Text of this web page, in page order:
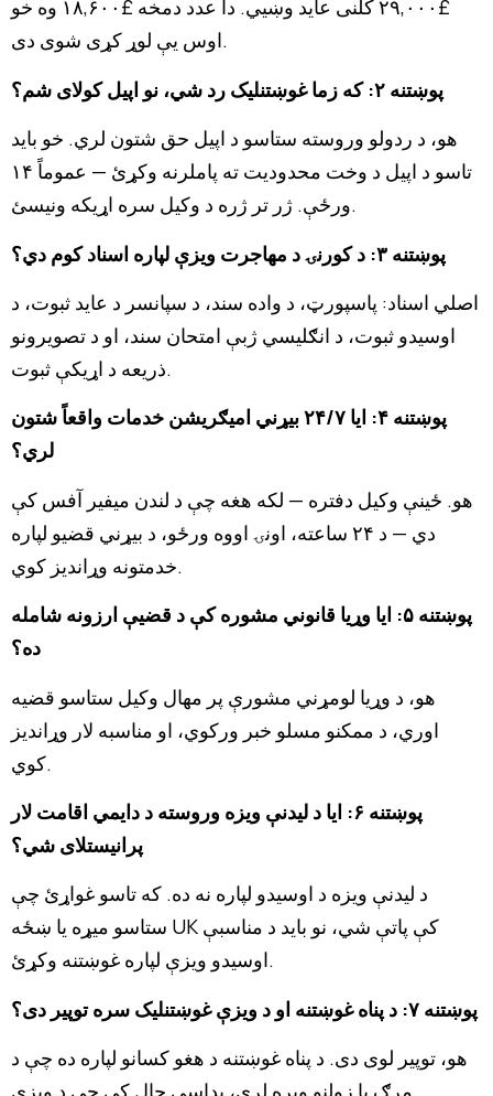
£۲۹,۰۰۰ کلنی عاید وښیي. دا عدد دمخه £۱۸,۶۰۰ وه خو
اوس یې لوړ کړی شوی دی.
پوښتنه ۲: که زما غوښتنلیک رد شي، نو اپیل کولای شم؟
هو، د ردولو وروسته ستاسو د اپیل حق شتون لري. خو باید
تاسو د اپیل د وخت محدودیت ته پاملرنه وکړئ — عموماً ۱۴
ورځې. ژر تر ژره د وکیل سره اړیکه ونیسئ.
پوښتنه ۳: د کورنۍ د مهاجرت ویزې لپاره اسناد کوم دي؟
اصلي اسناد: پاسپورټ، د واده سند، د سپانسر د عاید ثبوت، د
اوسیدو ثبوت، د انګلیسي ژبې امتحان سند، او د تصویرونو
ذریعه د اړیکې ثبوت.
پوښتنه ۴: ایا ۲۴/۷ بیړني امیګریشن خدمات واقعاً شتون
لري؟
هو. ځینې وکیل دفتره — لکه هغه چې د لندن میفیر آفس کې
دي — د ۲۴ ساعته، اونۍ اووه ورځو، د بیړني قضیو لپاره
خدمتونه وړاندیز کوي.
پوښتنه ۵: ایا وړیا قانوني مشوره کې د قضیې ارزونه شامله
ده؟
هو، د وړیا لومړني مشورې پر مهال وکیل ستاسو قضیه
اوري، د ممکنو مسلو خبر ورکوي، او مناسبه لار وړاندیز
کوي.
پوښتنه ۶: ایا د لیدنې ویزه وروسته د دایمي اقامت لار
پرانیستلای شي؟
د لیدنې ویزه د اوسیدو لپاره نه ده. که تاسو غواړئ چې
ستاسو میړه یا ښځه UK کې پاتې شي، نو باید د مناسبې
اوسیدو ویزې لپاره غوښتنه وکړئ.
پوښتنه ۷: د پناه غوښتنه او د ویزې غوښتنلیک سره توپیر دی؟
هو، توپیر لوی دی. د پناه غوښتنه د هغو کسانو لپاره ده چې د
مرګ یا زولنو وېره لري، پداسې حال کې چې د ویزې